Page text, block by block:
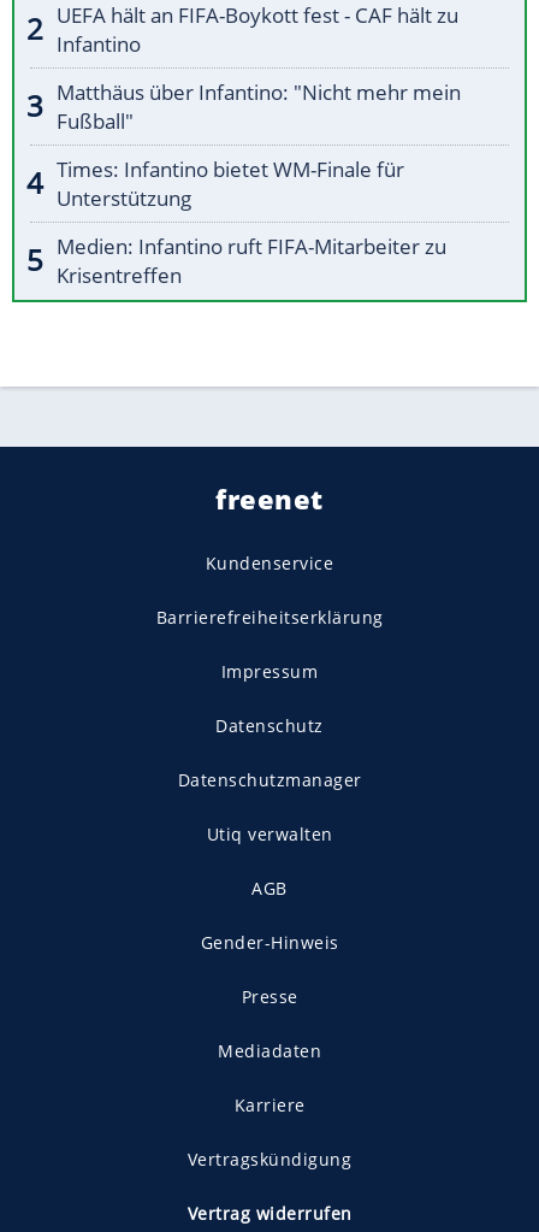
UEFA hält an FIFA-Boykott fest - CAF hält zu
Infantino
Matthäus über Infantino: "Nicht mehr mein
Fußball"
Times: Infantino bietet WM-Finale für
Unterstützung
Medien: Infantino ruft FIFA-Mitarbeiter zu
Krisentreffen
freenet
Kundenservice
Barrierefreiheitserklärung
Impressum
Datenschutz
Datenschutzmanager
Utiq verwalten
AGB
Gender-Hinweis
Presse
Mediadaten
Karriere
Vertragskündigung
Vertrag widerrufen